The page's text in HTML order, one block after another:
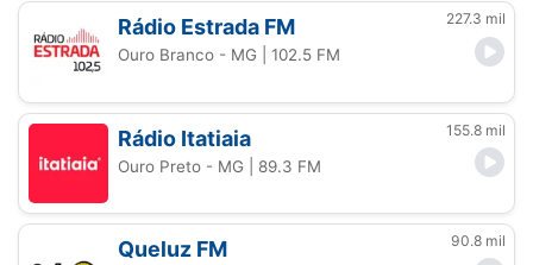
Rádio Estrada FM 227.3 mil
Ouro Branco - MG | 102.5 FM
Rádio Itatiaia 155.8 mil
Ouro Preto - MG | 89.3 FM
Queluz FM 90.8 mil